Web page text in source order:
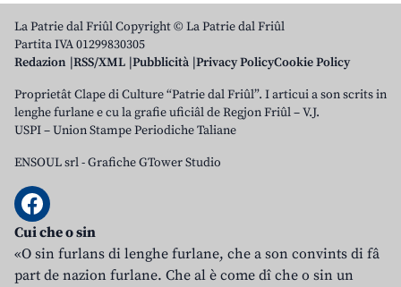
La Patrie dal Friûl Copyright © La Patrie dal Friûl
Partita IVA 01299830305
Redazion RSS/XML Pubblicità Privacy PolicyCookie Policy
Proprietât Clape di Culture “Patrie dal Friûl”. I articui a son scrits in
lenghe furlane e cu la grafie uficiâl de Regjon Friûl – V.J.
USPI – Union Stampe Periodiche Taliane
ENSOUL srl-Grafiche GTower Studio
Cui che o sin
«O sin furlans di lenghe furlane, che a son convints di fâ
part de nazion furlane. Che al è come dî che o sin un